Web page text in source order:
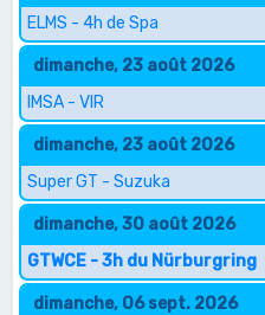
ELMS - 4h de Spa
dimanche, 23 août 2026
IMSA - VIR
dimanche, 23 août 2026
Super GT - Suzuka
dimanche, 30 août 2026
GTWCE - 3h du Nürburgring
dimanche, 06 sept. 2026